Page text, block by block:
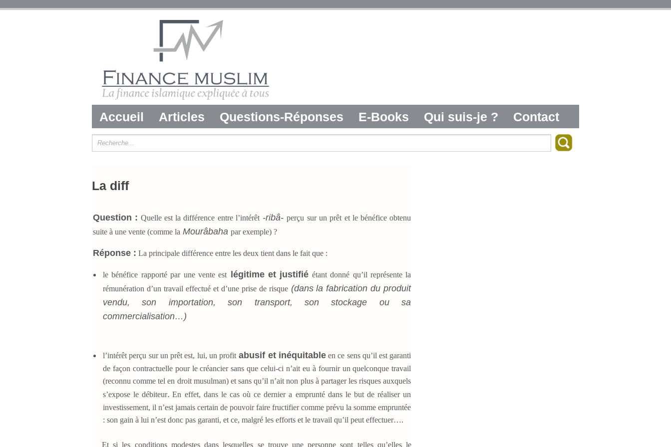
Accueil Articles Questions-Réponses E-Books Qui suis-je ? Contact
La diff
Question : Quelle est la différence entre l’intérêt-ribâ-perçu sur un prêt et le bénéfice obtenu
suite à une vente (comme la Mourâbaha par exemple) ?
Réponse : La principale différence entre les deux tient dans le fait que :
le bénéfice rapporté par une vente est légitime et justifié étant donné qu’il représente la
rémunération d’un travail effectué et d’une prise de risque(dans la fabrication du produit
vendu, son importation, son transport, son stockage ou sa
commercialisation…)
l’intérêt perçu sur un prêt est, lui, un profit abusif et inéquitableen ce sens qu’il est garanti
de façon contractuelle pour le créancier sans que celui-ci n’ait eu à fournir un quelconque travail
(reconnu comme tel en droit musulman) et sans qu’il n’ait non plus à partager les risques auxquels
s’expose le débiteur. En effet, dans le cas où ce dernier a emprunté dans le but de réaliser un
investissement, il n’est jamais certain de pouvoir faire fructifier comme prévu la somme empruntée
: son gain à lui n’est donc pas garanti, et ce, malgré les efforts et le travail qu’il peut effectuer….
Et si les conditions modestes dans lesquelles se trouve une personne sont telles qu’elles le